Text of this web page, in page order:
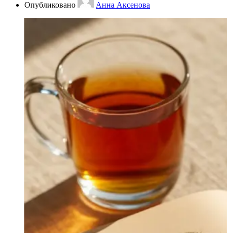
Опубликовано Анна Аксенова